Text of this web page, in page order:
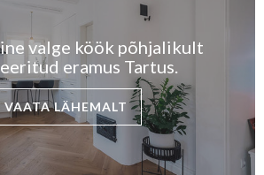
valge köök põhjalikult
eramus Tartus.
VAATA LÄHEMALT